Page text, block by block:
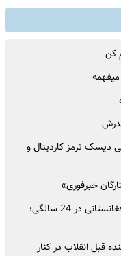
کن
ترمز کاردینال و
خبرفوری»
سفر به گذشته؛ گوگوش با تیپ و استایل افغانستانی در 24 سالگی؛
قبل انقلاب در کنار